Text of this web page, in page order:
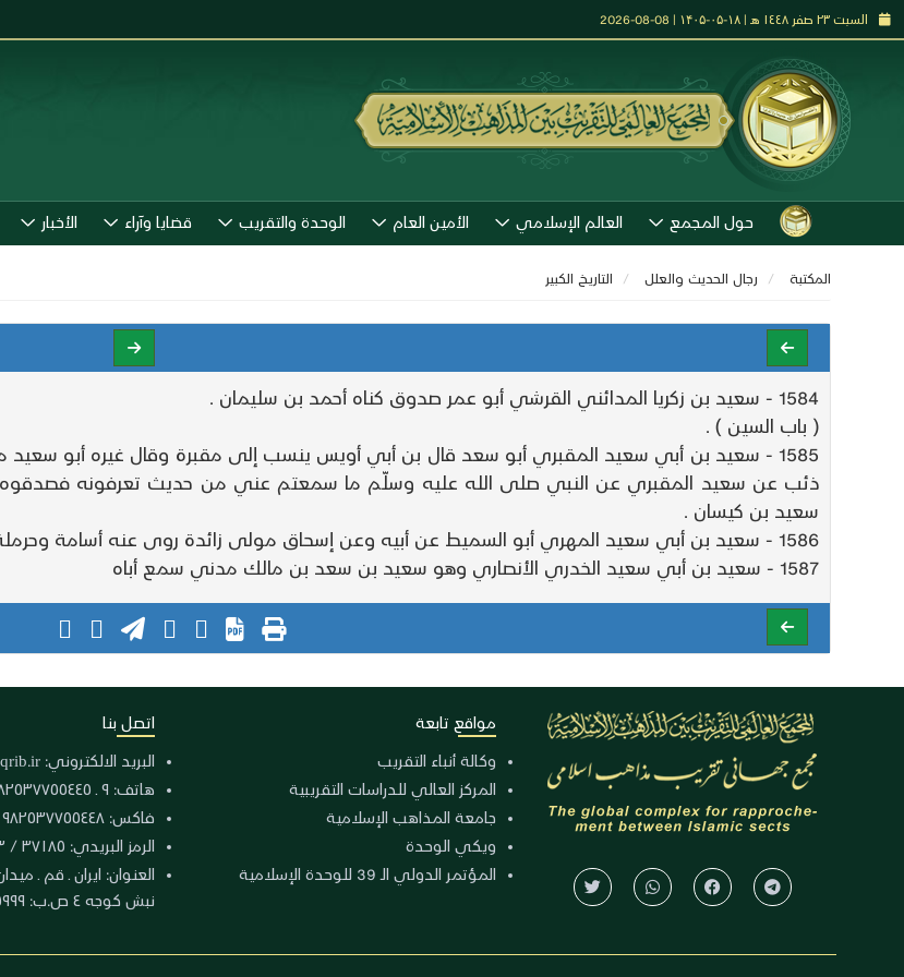
السبت ٢٣ صفر ١٤٤٨ هـ | ۱۸-۰۵-۱۴۰۵ | 08-08-2026
حول المجمع العالم الإسلامي الأمين العام الوحدة والتقريب قضايا وآراء الأخبار
المكتبة رجال الحديث والعلل التاريـخ الكبير
1584 - سعيد بن زكريا المدائني القرشي أبو عمر صدوق كناه أحمد بن سليمان .
( باب السين ) .
1585 - سعيد بن أبي سعيد المقبري أبو سعد قال بن أبي أويس ينسب إلى مقبرة وقال غيره أبو
ذئب عن سعيد المقبري عن النبي صلى الله عليه وسلّم ما سمعتم عني من حديث تعرفونه فصدقوه
سعيد بن كيسان .
1586 - سعيد بن أبي سعيد المهري أبو السميط عن أبيه وعن إسحاق مولى زائدة روى عنه أسامة وحرملة بن عمران .
1587 - سعيد بن أبي سعيد الخدري الأنصاري وهو سعيد بن سعد بن مالك مدني سمع أباه
مواقع تابعة
وكالة أنباء التقريب
المركز العالي للدراسات التقريبية
جامعة المذاهب الإسلامية
ويكي الوحدة
المؤتمر الدولي الـ 39 للوحدة الإسلامية
اتصل بنا
البريد الالكتروني:
هاتف: ٩ ـ ٩٨٢٥٣٧٧٥٥٤٤٥ +
فاكس: ٩٨٢٥٣٧٧٥٥٤٤٨ +
الرمز البريدي: ٣٧١٨٥ / ٣٨٧٣
نبش كوجه ٤ ص.ب: ٣٧١١٥٥٥٩٩٩